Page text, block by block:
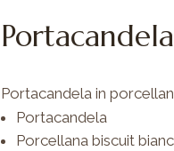
Portacandela
Portacandela in
Portacandela
Porcellana biscuit